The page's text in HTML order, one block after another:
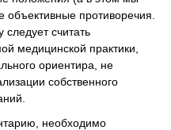
противоречия.
считать
медицинской практики,
ориентира, не
собственного
необходимо